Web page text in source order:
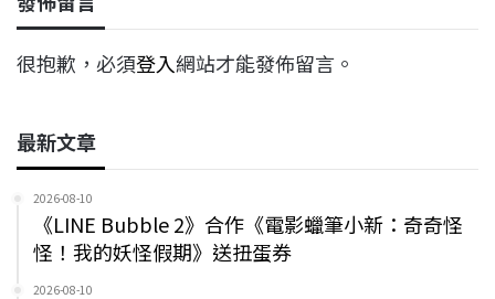
很抱歉，必須登入網站才能發佈留言。
最新文章
2026-08-10
《LINE Bubble 2》合作《電影蠟筆小新：奇奇怪
怪！我的妖怪假期》送扭蛋券
2026-08-10